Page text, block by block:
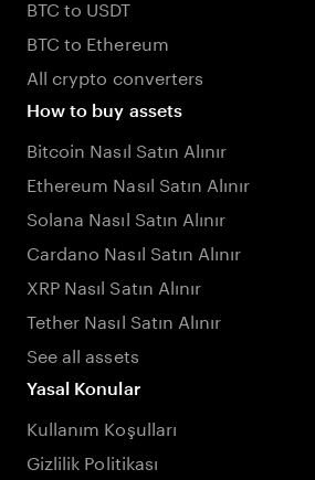
BTC to USDT
BTC to Ethereum
All crypto converters
How to buy assets
Bitcoin Nasıl Satın Alınır
Ethereum Nasıl Satın Alınır
Solana Nasıl Satın Alınır
Cardano Nasıl Satın Alınır
XRP Nasıl Satın Alınır
Tether Nasıl Satın Alınır
See all assets
Yasal Konular
Kullanım Koşulları
Gizlilik Politikası